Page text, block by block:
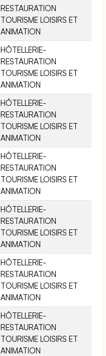
RESTAURATION
TOURISME LOISIRS ET
ANIMATION
HÔTELLERIE-
RESTAURATION
TOURISME LOISIRS ET
ANIMATION
HÔTELLERIE-
RESTAURATION
TOURISME LOISIRS ET
ANIMATION
HÔTELLERIE-
RESTAURATION
TOURISME LOISIRS ET
ANIMATION
HÔTELLERIE-
RESTAURATION
TOURISME LOISIRS ET
ANIMATION
HÔTELLERIE-
RESTAURATION
TOURISME LOISIRS ET
ANIMATION
HÔTELLERIE-
RESTAURATION
TOURISME LOISIRS ET
ANIMATION